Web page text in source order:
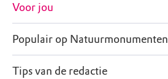
Voor jou
Populair op Natuurmonumenten
Tips van de redactie